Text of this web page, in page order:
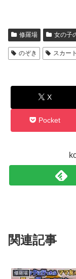
修羅場 女の子
のぞき スカート
X
Pocket
関連記事
修羅場